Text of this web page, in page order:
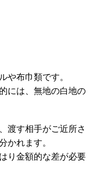
や布巾類です。
には、無地の白地の
渡す相手がご近所さ
かれます。
り金額的な差が必要